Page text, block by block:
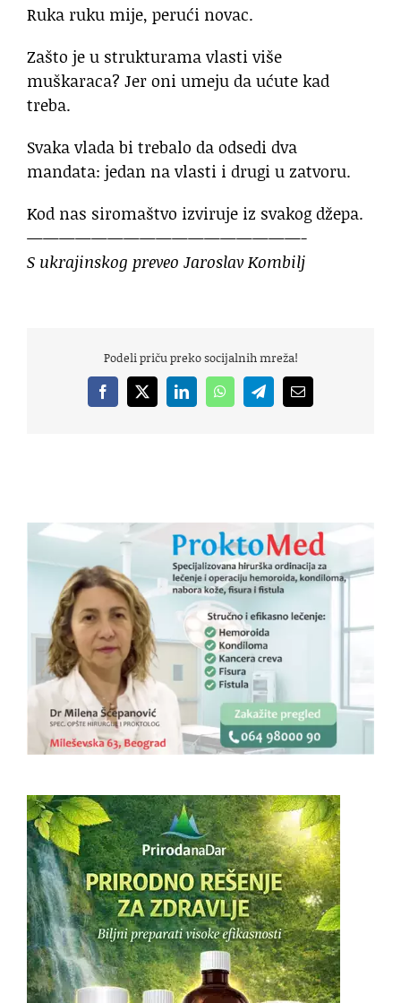
Ruka ruku mije, perući novac.
Zašto je u strukturama vlasti više
muškaraca? Jer oni umeju da ućute kad
treba.
Svaka vlada bi trebalo da odsedi dva
mandata: jedan na vlasti i drugi u zatvoru.
Kod nas siromaštvo izviruje iz svakog džepa.
—————————————————-
S ukrajinskog preveo Jaroslav Kombilj
Podeli priču preko socijalnih mreža!
Facebook
X LinkedInWhatsAppTelegramEmail